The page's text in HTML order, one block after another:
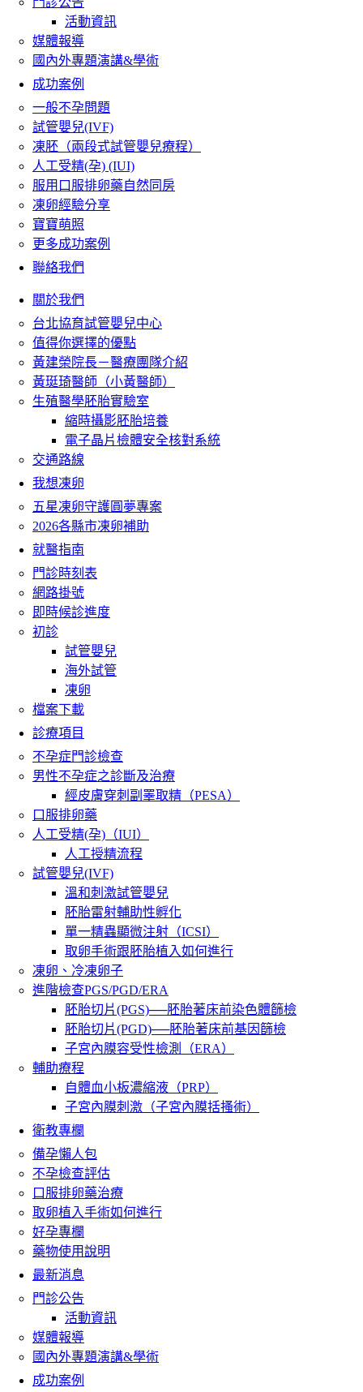
活動資訊
媒體報導
國內外專題演講&學術
成功案例
一般不孕問題
試管嬰兒(IVF)
凍胚（兩段式試管嬰兒療程）
人工受精(孕) (IUI)
服用口服排卵藥自然同房
凍卵經驗分享
寶寶萌照
更多成功案例
聯絡我們
關於我們
台北協育試管嬰兒中心
值得你選擇的優點
黃建榮院長－醫療團隊介紹
黃珽琦醫師（小黃醫師）
生殖醫學胚胎實驗室
縮時攝影胚胎培養
電子晶片檢體安全核對系統
交通路線
我想凍卵
五星凍卵守護圓夢專案
2026各縣市凍卵補助
就醫指南
門診時刻表
網路掛號
即時候診進度
初診
試管嬰兒
海外試管
凍卵
檔案下載
診療項目
不孕症門診檢查
男性不孕症之診斷及治療
經皮膚穿刺副睪取精（PESA）
口服排卵藥
人工受精(孕)（IUI）
人工授精流程
試管嬰兒(IVF)
溫和刺激試管嬰兒
胚胎雷射輔助性孵化
單一精蟲顯微注射（ICSI）
取卵手術跟胚胎植入如何進行
凍卵、冷凍卵子
進階檢查PGS/PGD/ERA
胚胎切片(PGS)──胚胎著床前染色體篩檢
胚胎切片(PGD)──胚胎著床前基因篩檢
子宮內膜容受性檢測（ERA）
輔助療程
自體血小板濃縮液（PRP）
子宮內膜刺激（子宮內膜括搔術）
衛教專欄
備孕懶人包
不孕檢查評估
口服排卵藥治療
取卵植入手術如何進行
好孕專欄
藥物使用說明
最新消息
門診公告
活動資訊
媒體報導
國內外專題演講&學術
成功案例